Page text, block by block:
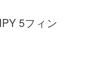
5フィン